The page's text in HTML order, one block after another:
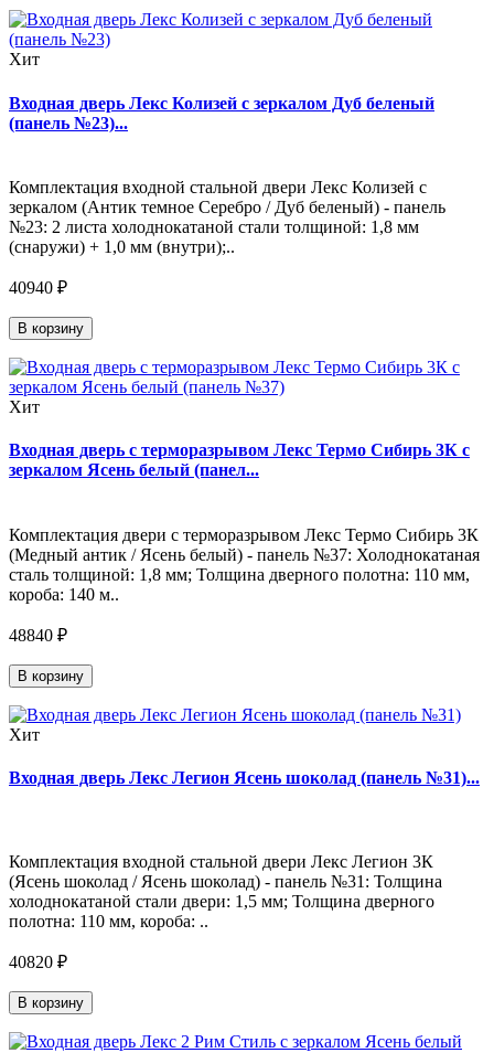
Хит
Входная дверь Лекс Колизей с зеркалом Дуб беленый
(панель №23)...
Комплектация входной стальной двери Лекс Колизей с
зеркалом (Антик темное Серебро / Дуб беленый) - панель
№23: 2 листа холоднокатаной стали толщиной: 1,8 мм
(снаружи) + 1,0 мм (внутри);..
40940 ₽
В корзину
Хит
Входная дверь с терморазрывом Лекс Термо Сибирь 3К с
зеркалом Ясень белый (панел...
Комплектация двери с терморазрывом Лекс Термо Сибирь 3К
(Медный антик / Ясень белый) - панель №37: Холоднокатаная
сталь толщиной: 1,8 мм; Толщина дверного полотна: 110 мм,
короба: 140 м..
48840 ₽
В корзину
Хит
Входная дверь Лекс Легион Ясень шоколад (панель №31)...
Комплектация входной стальной двери Лекс Легион 3К
(Ясень шоколад / Ясень шоколад) - панель №31: Толщина
холоднокатаной стали двери: 1,5 мм; Толщина дверного
полотна: 110 мм, короба: ..
40820 ₽
В корзину